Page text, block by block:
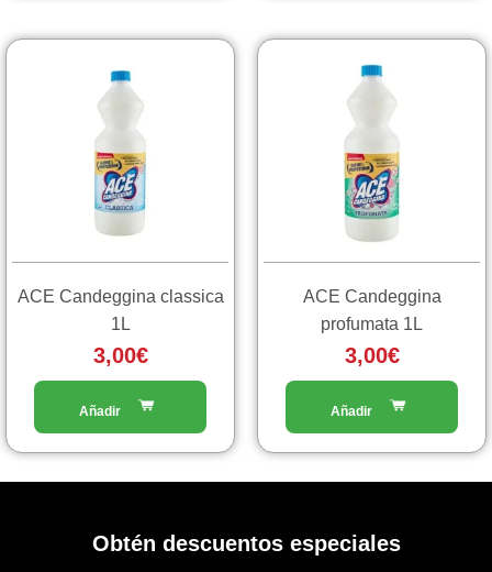
ACE Candeggina classica
1L
3,00€
ACE Candeggina
profumata 1L
3,00€
Obtén descuentos especiales